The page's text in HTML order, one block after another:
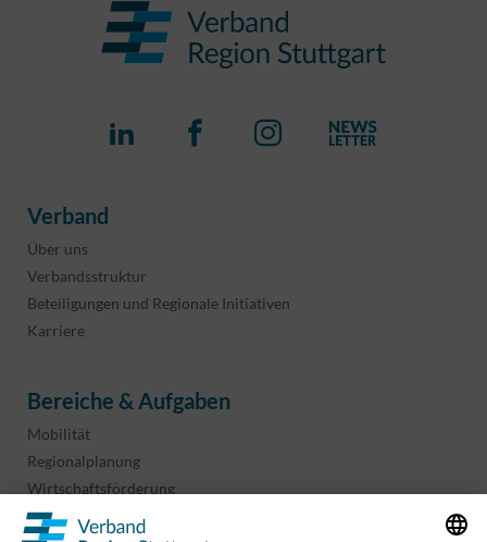
Verband
Über uns
Verbandsstruktur
Beteiligungen und Regionale Initiativen
Karriere
Bereiche & Aufgaben
Mobilität
Regionalplanung
Wirtschaftsförderung
Sport und Kultur